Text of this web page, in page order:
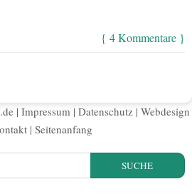
{ 4 Kommentare }
| Impressum | Datenschutz | Webdesign
| Seitenanfang
SUCHE